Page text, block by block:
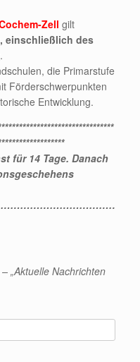
Zell gilt
einschließlich des
.
die Primarstufe
Förderschwerpunkten
Entwicklung.
für 14 Tage. Danach
„Aktuelle Nachrichten